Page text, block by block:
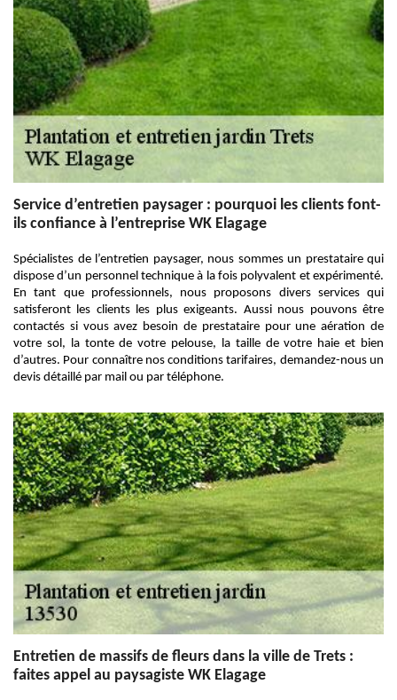
Service d’entretien paysager : pourquoi les clients font-
ils confiance à l’entreprise WK Elagage
Spécialistes de l’entretien paysager, nous sommes un prestataire qui
dispose d’un personnel technique à la fois polyvalent et expérimenté.
En tant que professionnels, nous proposons divers services qui
satisferont les clients les plus exigeants. Aussi nous pouvons être
contactés si vous avez besoin de prestataire pour une aération de
votre sol, la tonte de votre pelouse, la taille de votre haie et bien
d’autres. Pour connaître nos conditions tarifaires, demandez-nous un
devis détaillé par mail ou par téléphone.
Entretien de massifs de fleurs dans la ville de Trets :
faites appel au paysagiste WK Elagage